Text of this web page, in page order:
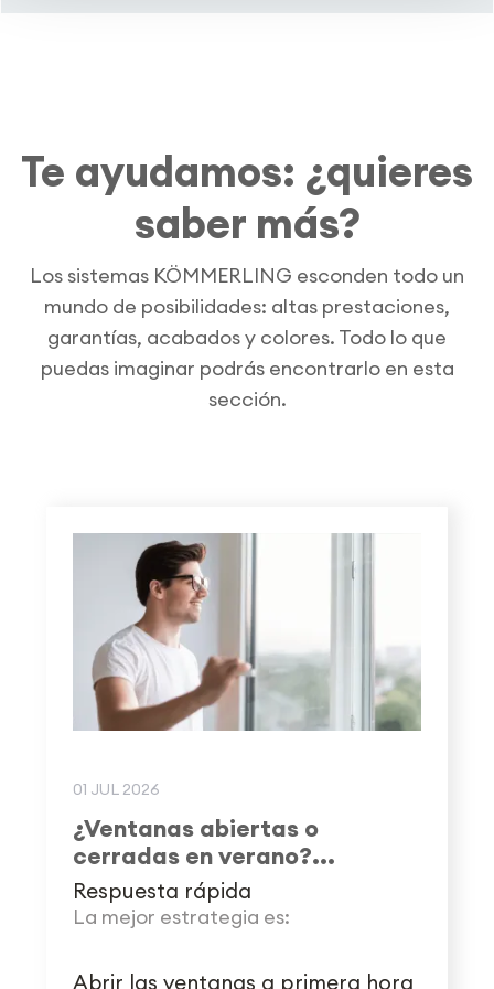
Te ayudamos: ¿quieres
saber más?
Los sistemas KÖMMERLING esconden todo un
mundo de posibilidades: altas prestaciones,
garantías, acabados y colores. Todo lo que
puedas imaginar podrás encontrarlo en esta
sección.
01 JUL 2026
¿Ventanas abiertas o
cerradas en verano?...
Respuesta rápida
La mejor estrategia es:
Abrir las ventanas a primera hora